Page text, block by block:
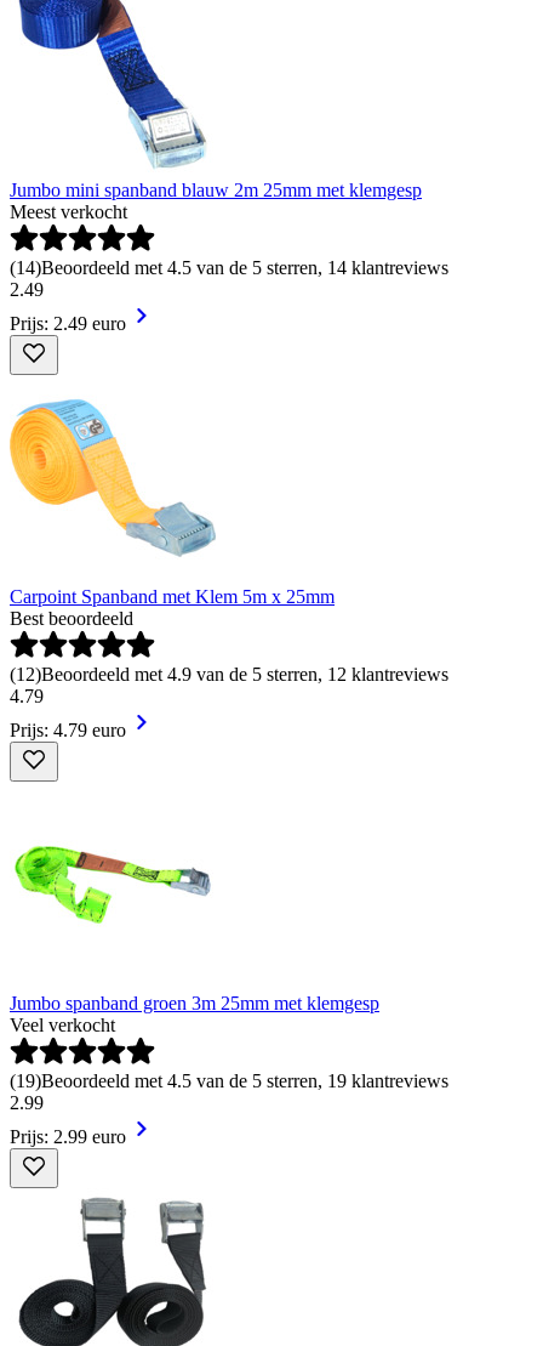
Jumbo mini spanband blauw 2m 25mm met klemgesp
Meest verkocht
(14)Beoordeeld met 4.5 van de 5 sterren, 14 klantreviews
2.49
Prijs: 2.49 euro
Carpoint Spanband met Klem 5m x 25mm
Best beoordeeld
(12)Beoordeeld met 4.9 van de 5 sterren, 12 klantreviews
4.79
Prijs: 4.79 euro
Jumbo spanband groen 3m 25mm met klemgesp
Veel verkocht
(19)Beoordeeld met 4.5 van de 5 sterren, 19 klantreviews
2.99
Prijs: 2.99 euro